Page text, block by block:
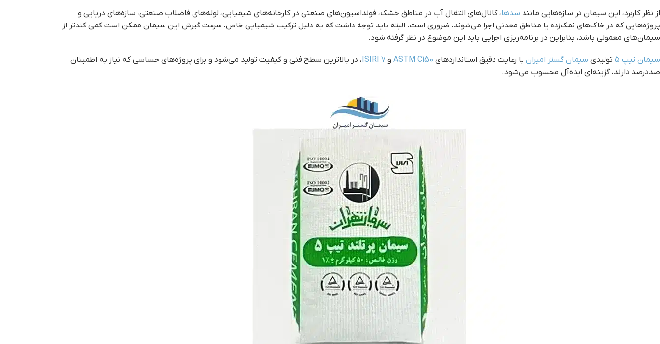
از نظر کاربرد، این سیمان در سازه‌هایی مانند سدها، کانال‌های انتقال آب در مناطق خشک، فونداسیون‌های صنعتی در کارخانه‌های شیمیایی، لوله‌های فاضلاب صنعتی، سازه‌های دریایی و
پروژه‌هایی که در خاک‌های نمک‌زده یا مناطق معدنی اجرا می‌شوند، ضروری است. البته باید توجه داشت که به دلیل ترکیب شیمیایی خاص، سرعت گیرش این سیمان ممکن است کمی کندتر از
سیمان‌های معمولی باشد، بنابراین در برنامه‌ریزی اجرایی باید این موضوع در نظر گرفته شود.
سیمان تیپ ۵ تولیدی سیمان گستر امیران با رعایت دقیق استانداردهای ASTM C150 و ISIRI 7، در بالاترین سطح فنی و کیفیت تولید می‌شود و برای پروژه‌های حساسی که نیاز به اطمینان
صد‌درصد دارند، گزینه‌ای ایده‌آل محسوب می‌شود.